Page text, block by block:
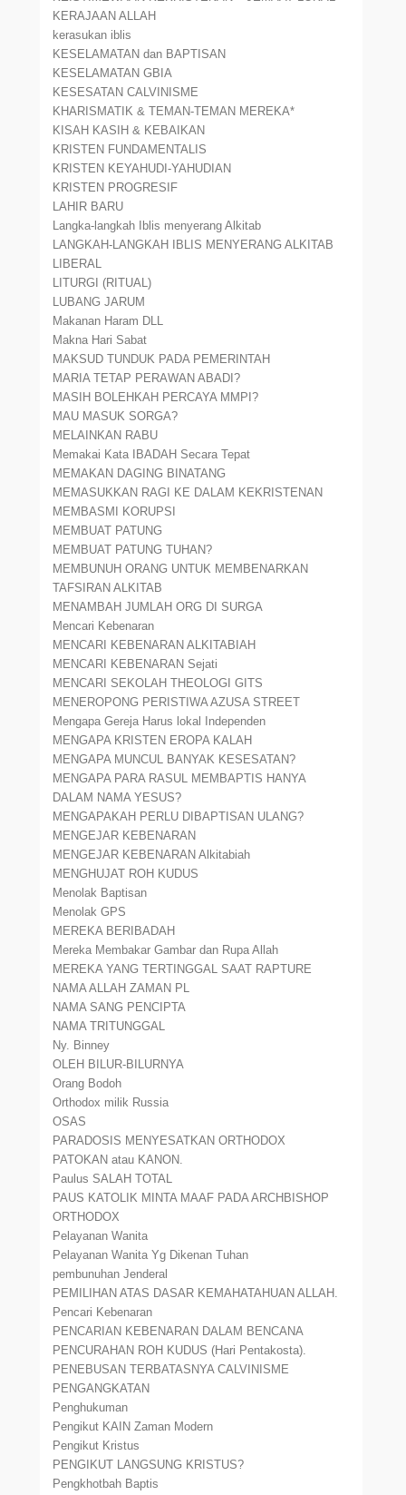
KERAJAAN ALLAH
kerasukan iblis
KESELAMATAN dan BAPTISAN
KESELAMATAN GBIA
KESESATAN CALVINISME
KHARISMATIK & TEMAN-TEMAN MEREKA*
KISAH KASIH & KEBAIKAN
KRISTEN FUNDAMENTALIS
KRISTEN KEYAHUDI-YAHUDIAN
KRISTEN PROGRESIF
LAHIR BARU
Langka-langkah Iblis menyerang Alkitab
LANGKAH-LANGKAH IBLIS MENYERANG ALKITAB
LIBERAL
LITURGI (RITUAL)
LUBANG JARUM
Makanan Haram DLL
Makna Hari Sabat
MAKSUD TUNDUK PADA PEMERINTAH
MARIA TETAP PERAWAN ABADI?
MASIH BOLEHKAH PERCAYA MMPI?
MAU MASUK SORGA?
MELAINKAN RABU
Memakai Kata IBADAH Secara Tepat
MEMAKAN DAGING BINATANG
MEMASUKKAN RAGI KE DALAM KEKRISTENAN
MEMBASMI KORUPSI
MEMBUAT PATUNG
MEMBUAT PATUNG TUHAN?
MEMBUNUH ORANG UNTUK MEMBENARKAN
TAFSIRAN ALKITAB
MENAMBAH JUMLAH ORG DI SURGA
Mencari Kebenaran
MENCARI KEBENARAN ALKITABIAH
MENCARI KEBENARAN Sejati
MENCARI SEKOLAH THEOLOGI GITS
MENEROPONG PERISTIWA AZUSA STREET
Mengapa Gereja Harus lokal Independen
MENGAPA KRISTEN EROPA KALAH
MENGAPA MUNCUL BANYAK KESESATAN?
MENGAPA PARA RASUL MEMBAPTIS HANYA
DALAM NAMA YESUS?
MENGAPAKAH PERLU DIBAPTISAN ULANG?
MENGEJAR KEBENARAN
MENGEJAR KEBENARAN Alkitabiah
MENGHUJAT ROH KUDUS
Menolak Baptisan
Menolak GPS
MEREKA BERIBADAH
Mereka Membakar Gambar dan Rupa Allah
MEREKA YANG TERTINGGAL SAAT RAPTURE
NAMA ALLAH ZAMAN PL
NAMA SANG PENCIPTA
NAMA TRITUNGGAL
Ny. Binney
OLEH BILUR-BILURNYA
Orang Bodoh
Orthodox milik Russia
OSAS
PARADOSIS MENYESATKAN ORTHODOX
PATOKAN atau KANON.
Paulus SALAH TOTAL
PAUS KATOLIK MINTA MAAF PADA ARCHBISHOP
ORTHODOX
Pelayanan Wanita
Pelayanan Wanita Yg Dikenan Tuhan
pembunuhan Jenderal
PEMILIHAN ATAS DASAR KEMAHATAHUAN ALLAH.
Pencari Kebenaran
PENCARIAN KEBENARAN DALAM BENCANA
PENCURAHAN ROH KUDUS (Hari Pentakosta).
PENEBUSAN TERBATASNYA CALVINISME
PENGANGKATAN
Penghukuman
Pengikut KAIN Zaman Modern
Pengikut Kristus
PENGIKUT LANGSUNG KRISTUS?
Pengkhotbah Baptis